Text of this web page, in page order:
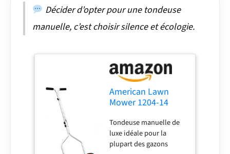
Décider d’opter pour une tondeuse
manuelle, c’est choisir silence et écologie.
American Lawn
Mower 1204-14
à 4 Lames 35,6 cm
Tondeuse manuelle de
luxe idéale pour la
plupart des gazons